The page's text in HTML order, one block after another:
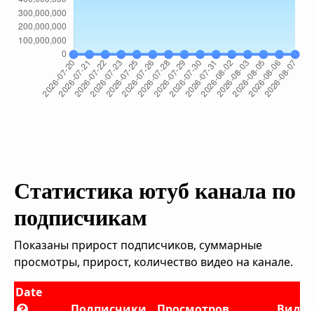
Статистика ютуб канала по
подписчикам
Показаны прирост подписчиков, суммарные
просмотры, прирост, количество видео на канале.
Date